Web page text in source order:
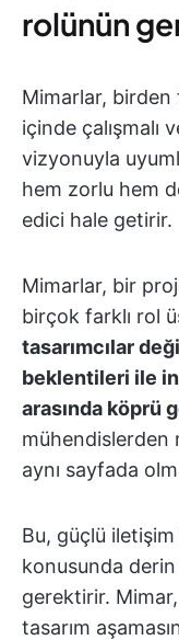
rolünün
Mimarlar, birden
içinde çalışmalı
vizyonuyla
hem zorlu hem
edici hale getirir.
Mimarlar, bir
birçok farklı rol
tasarımcılar
beklentileri ile
arasında köprü
mühendislerden
aynı sayfada
Bu, güçlü
konusunda
gerektirir.
tasarım